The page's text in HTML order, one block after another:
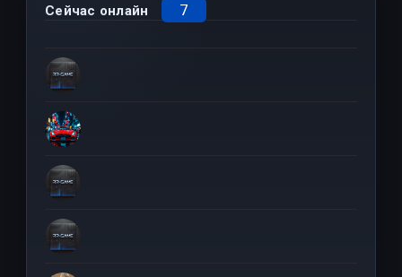
Сейчас онлайн 7